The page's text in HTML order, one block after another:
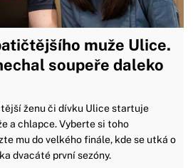
muže Ulice.
soupeře daleko
ženu či dívku Ulice startuje
a chlapce. Vyberte si toho
mu do velkého finále, kde se utká o
dvacáté první sezóny.